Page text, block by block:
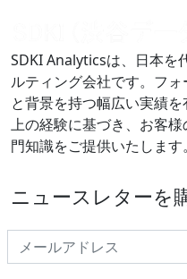
SDKI Analyticsは、日本を
ルティング会社です。フ
と背景を持つ幅広い実績
上の経験に基づき、お客
門知識をご提供いたします。
ニュースレターを